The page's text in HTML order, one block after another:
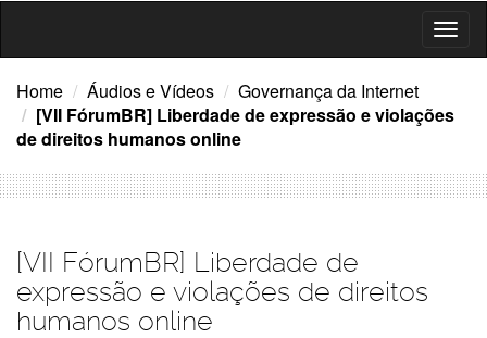
Home Áudios e Vídeos
Governança da Internet
[VII FórumBR] Liberdade de expressão e violações
de direitos humanos online
[VII FórumBR] Liberdade de
expressão e violações de direitos
humanos online